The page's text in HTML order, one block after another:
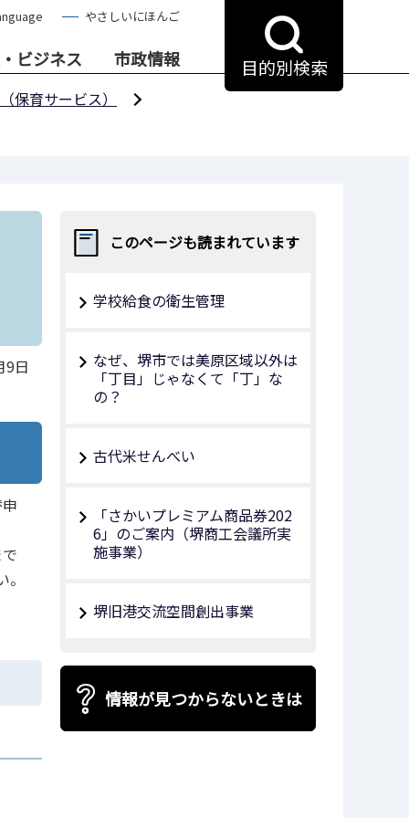
やさしいにほんご
ビジネス 市政情報 目的別検索
保育サービス）
9日
このページも読まれています
学校給食の衛生管理
なぜ、堺市では美原区域以外は
「丁目」じゃなくて「丁」な
の？
古代米せんべい
「さかいプレミアム商品券202
6」のご案内（堺商工会議所実
施事業）
堺旧港交流空間創出事業
情報が見つからないときは